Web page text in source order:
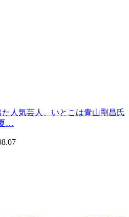
人気芸人、いとこは青山剛昌氏
…